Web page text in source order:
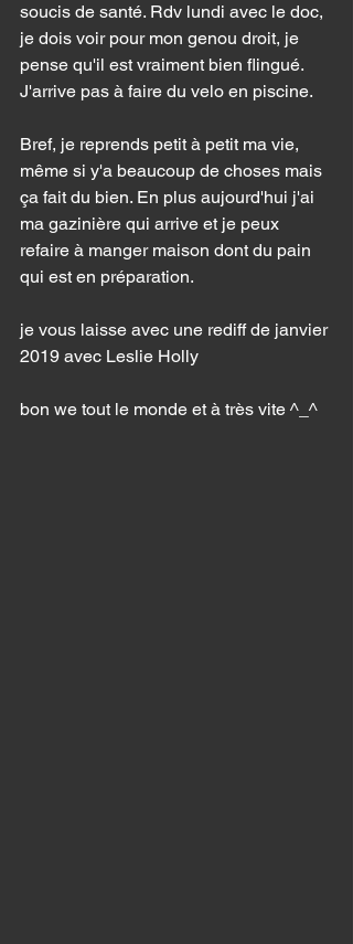
soucis de santé. Rdv lundi avec le doc,
je dois voir pour mon genou droit, je
pense qu'il est vraiment bien flingué.
J'arrive pas à faire du velo en piscine.
Bref, je reprends petit à petit ma vie,
même si y'a beaucoup de choses mais
ça fait du bien. En plus aujourd'hui j'ai
ma gazinière qui arrive et je peux
refaire à manger maison dont du pain
qui est en préparation.
je vous laisse avec une rediff de janvier
2019 avec Leslie Holly
bon we tout le monde et à très vite ^_^